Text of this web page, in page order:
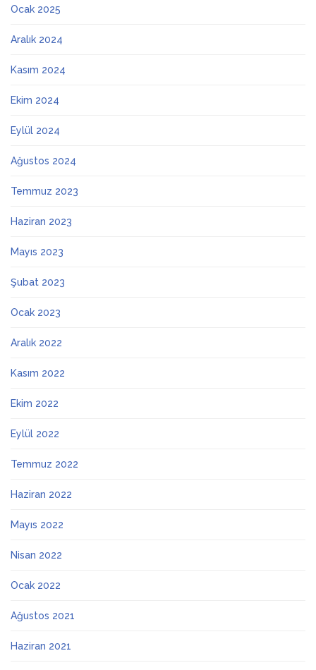
Ocak 2025
Aralık 2024
Kasım 2024
Ekim 2024
Eylül 2024
Ağustos 2024
Temmuz 2023
Haziran 2023
Mayıs 2023
Şubat 2023
Ocak 2023
Aralık 2022
Kasım 2022
Ekim 2022
Eylül 2022
Temmuz 2022
Haziran 2022
Mayıs 2022
Nisan 2022
Ocak 2022
Ağustos 2021
Haziran 2021